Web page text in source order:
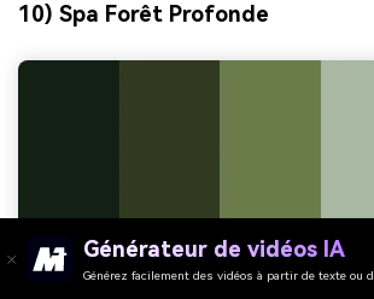
10) Spa Forêt Profonde
Générateur de vidéos IA
Générez facilement des vidéos à partir de texte ou